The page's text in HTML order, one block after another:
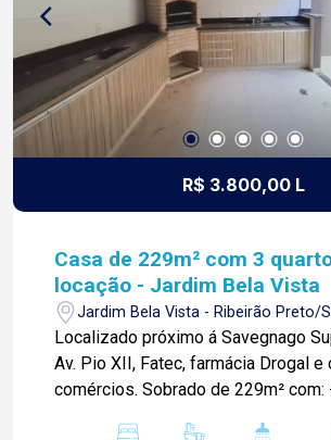
R$ 3.800,00 L
Casa de 229m² com 3
locação - Jardim Bela Vista
Jardim Bela Vista - Ribeirão Preto/
Localizado próximo á Savegnago
Av. Pio XII, Fatec, farmácia Drogal
comércios. Sobrado de 229m² com: -03 quartos